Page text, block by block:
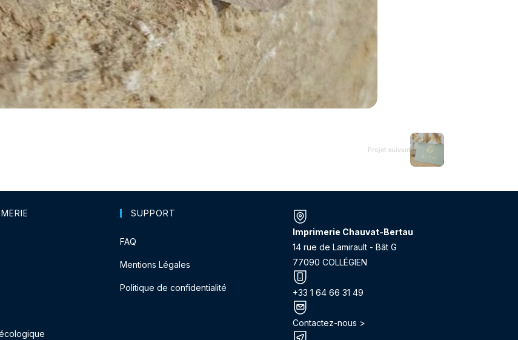
Projet suivant
SUPPORT
FAQ
Mentions Légales
Politique de confidentialité
Imprimerie Chauvat-Bertau
14 rue de Lamirault - Bât G
77090 COLLÉGIEN
+33 1 64 66 31 49
Contactez-nous >